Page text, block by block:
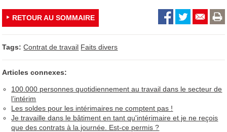
RETOUR AU SOMMAIRE
Tags: Contrat de travail Faits divers
Articles connexes:
100.000 personnes quotidiennement au travail dans le secteur de
l’intérim
Les soldes pour les intérimaires ne comptent pas !
Je travaille dans le bâtiment en tant qu'intérimaire et je ne reçois
que des contrats à la journée. Est-ce permis ?